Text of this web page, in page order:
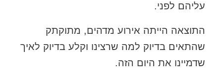
עליהם לפני.
התוצאה הייתה אירוע מדהים, מתוקתק
שהתאים בדיוק למה שרצינו וקלע בדיוק לאיך
שדמיינו את היום הזה.